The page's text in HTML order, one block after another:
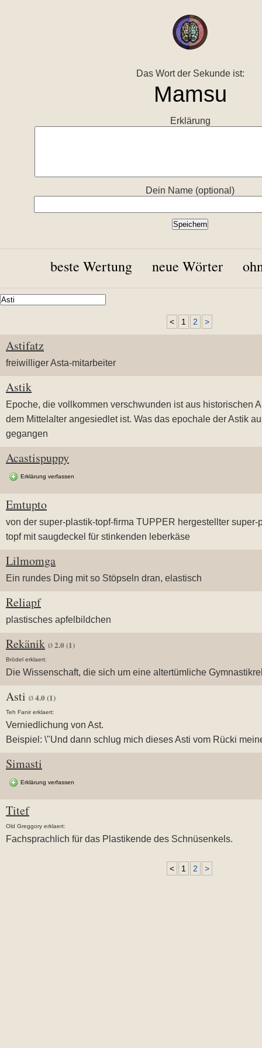
Das Wort der Sekunde ist:
Erklärung
Dein Name (optional)
beste Wertung neue Wörter
< 1 2 >
Astifatz
freiwilliger Asta-mitarbeiter
Astik
Epoche, die vollkommen verschwunden ist aus historischen
dem Mittelalter angesiedlet ist. Was das epochale der Astik
gegangen
Acastispuppy
Erklärung verfassen
Emtupto
von der super-plastik-topf-firma TUPPER hergestellter
topf mit saugdeckel für stinkenden leberkäse
Lilmomga
Ein rundes Ding mit so Stöpseln dran, elastisch
Reliapf
plastisches apfelbildchen
Rekänik Ø 2.0(1)
Brödel erklaert:
Die Wissenschaft, die sich um eine altertümliche
Asti Ø 4.0(1)
Teh Fanir erklaert:
Verniedlichung von Ast.
Beispiel: \"Und dann schlug mich dieses Asti vom Rücki
Simasti
Erklärung verfassen
Titef
Old Greggory erklaert:
Fachsprachlich für das Plastikende des Schnüsenkels.
< 1 2 >